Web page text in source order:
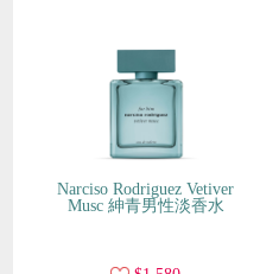
Narciso Rodriguez Vetiver
Musc 紳青男性淡香水